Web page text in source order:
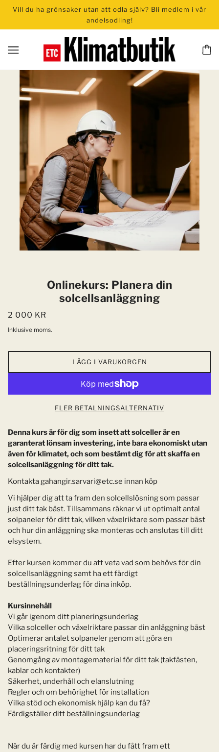
Vill du ha grönsaker utan att odla själv? Bli medlem i vår
andelsodling!
Onlinekurs: Planera din
solcellsanläggning
2 000 KR
Inklusive moms.
LÄGG I VARUKORGEN
FLER BETALNINGSALTERNATIV
Denna kurs är för dig som insett att solceller är en
garanterat lönsam investering, inte bara ekonomiskt utan
även för klimatet, och som bestämt dig för att skaffa en
solcellsanläggning för ditt tak.
Kontakta gahangir.sarvari@etc.se innan köp
Vi hjälper dig att ta fram den solcellslösning som passar
just ditt tak bäst. Tillsammans räknar vi ut optimalt antal
solpaneler för ditt tak, vilken växelriktare som passar bäst
och hur din anläggning ska monteras och anslutas till ditt
elsystem.
Efter kursen kommer du att veta vad som behövs för din
solcellsanläggning samt ha ett färdigt
beställningsunderlag för dina inköp.
Kursinnehåll
Vi går igenom ditt planeringsunderlag
Vilka solceller och växelriktare passar din anläggning bäst
Optimerar antalet solpaneler genom att göra en
placeringsritning för ditt tak
Genomgång av montagematerial för ditt tak (takfästen,
kablar och kontakter)
Säkerhet, underhåll och elanslutning
Regler och om behörighet för installation
Vilka stöd och ekonomisk hjälp kan du få?
Färdigställer ditt beställningsunderlag
När du är färdig med kursen har du fått fram ett